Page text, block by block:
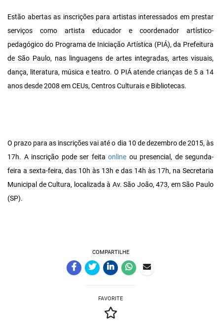
Estão abertas as inscrições para artistas interessados em prestar
serviços como artista educador e coordenador artístico-
pedagógico do Programa de Iniciação Artística (PIÁ), da Prefeitura
de São Paulo, nas linguagens de artes integradas, artes visuais,
dança, literatura, música e teatro. O PIÁ atende crianças de 5 a 14
anos desde 2008 em CEUs, Centros Culturais e Bibliotecas.
O prazo para as inscrições vai até o dia 10 de dezembro de 2015, às
17h. A inscrição pode ser feita online ou presencial, de segunda-
feira a sexta-feira, das 10h às 13h e das 14h às 17h, na Secretaria
Municipal de Cultura, localizada à Av. São João, 473, em São Paulo
(SP).
COMPARTILHE
FAVORITE